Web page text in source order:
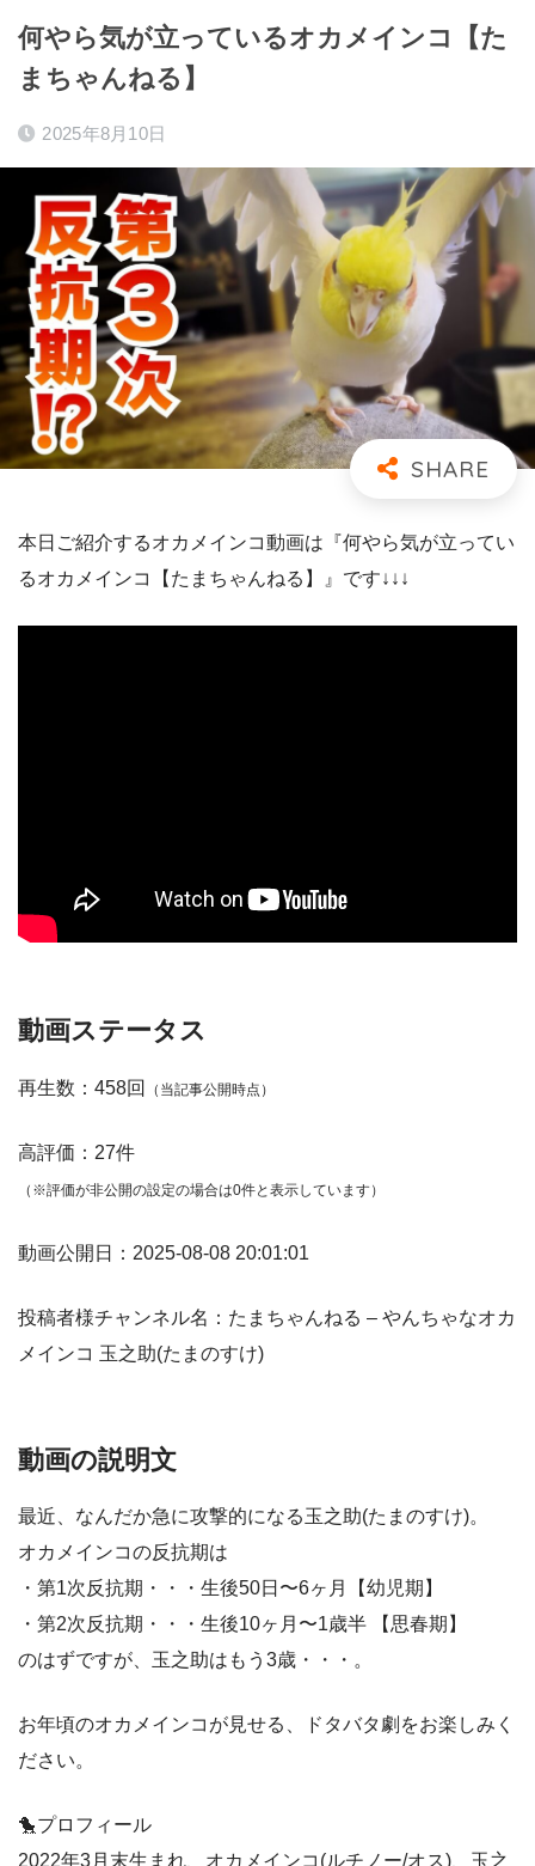
何やら気が立っているオカメインコ【た
まちゃんねる】
2025年8月10日
本日ご紹介するオカメインコ動画は『何やら気が立ってい
るオカメインコ【たまちゃんねる】』です↓↓↓
動画ステータス
再生数：458回 （当記事公開時点）
高評価：27件
（※評価が非公開の設定の場合は0件と表示しています）
動画公開日：2025-08-08 20:01:01
投稿者様チャンネル名：たまちゃんねる – やんちゃなオカ
メインコ 玉之助(たまのすけ)
動画の説明文
最近、なんだか急に攻撃的になる玉之助(たまのすけ)。
オカメインコの反抗期は
・第1次反抗期・・・生後50日〜6ヶ月【幼児期】
・第2次反抗期・・・生後10ヶ月〜1歳半 【思春期】
のはずですが、玉之助はもう3歳・・・。
お年頃のオカメインコが見せる、ドタバタ劇をお楽しみく
ださい。
🐤プロフィール
2022年3月末生まれ、オカメインコ(ルチノー/オス)、玉之